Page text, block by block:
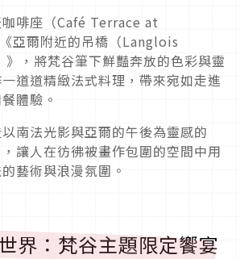
啡座（Café Terrace at
亞爾附近的吊橋（Langlois
，將梵谷筆下鮮豔奔放的色彩與靈
道道精緻法式料理，帶來宛如走進
體驗。
南法光影與亞爾的午後為靈感的
，讓人在彷彿被畫作包圍的空間中用
藝術與浪漫氛圍。
界：梵谷主題限定饗宴